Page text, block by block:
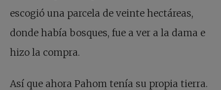
escogió una parcela de veinte hectáreas,
donde había bosques, fue a ver a la dama e
hizo la compra.
Así que ahora Pahom tenía su propia tierra.